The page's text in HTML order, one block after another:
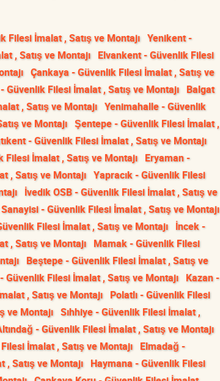
Filesi İmalat , Satış ve Montajı Yenikent -
, Satış ve Montajı Elvankent - Güvenlik Filesi
Çankaya - Güvenlik Filesi İmalat , Satış ve
Güvenlik Filesi İmalat , Satış ve Montajı Balgat
, Satış ve Montajı Yenimahalle - Güvenlik
ve Montajı Şentepe - Güvenlik Filesi İmalat ,
- Güvenlik Filesi İmalat , Satış ve Montajı
Filesi İmalat , Satış ve Montajı Eryaman -
, Satış ve Montajı Yapracık - Güvenlik Filesi
İvedik OSB - Güvenlik Filesi İmalat , Satış ve
- Güvenlik Filesi İmalat , Satış ve Montajı
Filesi İmalat , Satış ve Montajı İncek -
, Satış ve Montajı Mamak - Güvenlik Filesi
Beştepe - Güvenlik Filesi İmalat , Satış ve
Güvenlik Filesi İmalat , Satış ve Montajı Kazan -
, Satış ve Montajı Polatlı - Güvenlik Filesi
ve Montajı Sıhhiye - Güvenlik Filesi İmalat ,
- Güvenlik Filesi İmalat , Satış ve Montajı
İmalat , Satış ve Montajı Elmadağ -
Satış ve Montajı Haymana - Güvenlik Filesi